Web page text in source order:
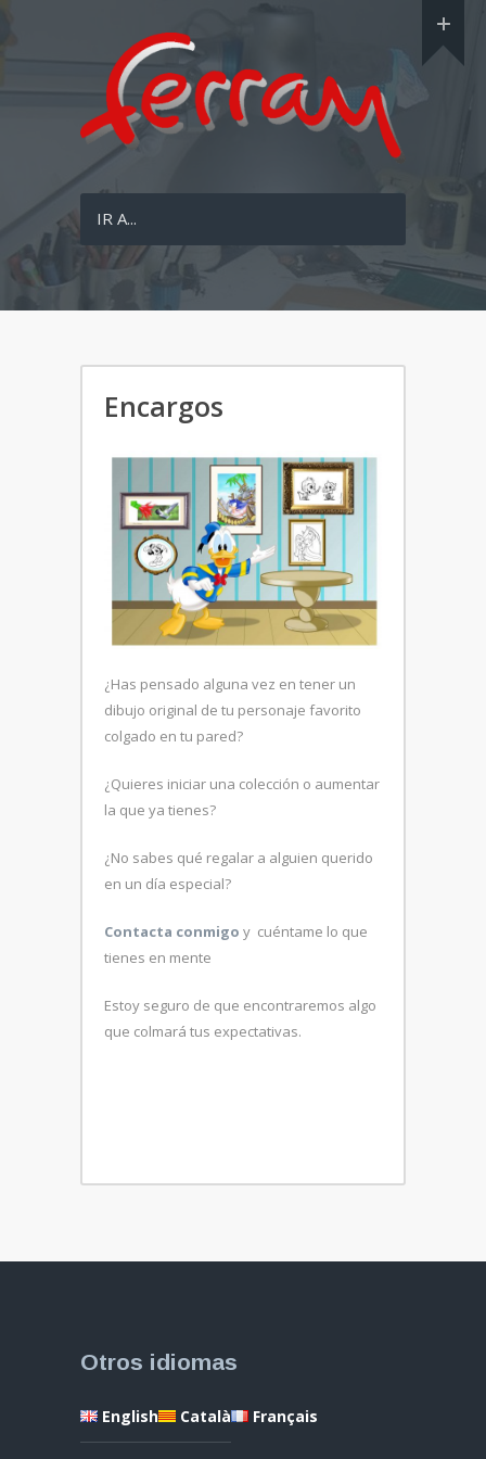
IR A...
Encargos
¿Has pensado alguna vez en tener un
dibujo original de tu personaje favorito
colgado en tu pared?
¿Quieres iniciar una colección o aumentar
la que ya tienes?
¿No sabes qué regalar a alguien querido
en un día especial?
Contacta conmigo y cuéntame lo que
tienes en mente
Estoy seguro de que encontraremos algo
que colmará tus expectativas.
Otros idiomas
English Català Français